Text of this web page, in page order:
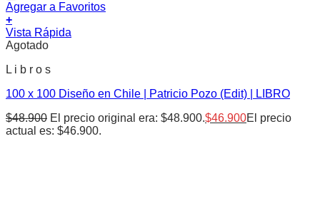
Agregar a Favoritos
+
Vista Rápida
Agotado
L i b r o s
100 x 100 Diseño en Chile | Patricio Pozo (Edit) | LIBRO
$48.900 El precio original era: $48.900.$46.900El precio
actual es: $46.900.